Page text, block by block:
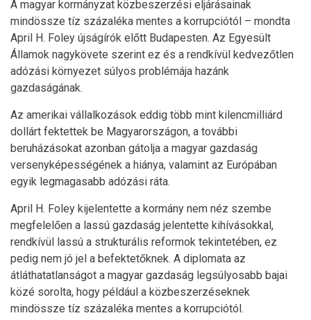
A magyar kormányzat közbeszerzési eljárásainak
mindössze tíz százaléka mentes a korrupciótól – mondta
April H. Foley újságírók előtt Budapesten. Az Egyesült
Államok nagykövete szerint ez és a rendkívül kedvezőtlen
adózási környezet súlyos problémája hazánk
gazdaságának.
Az amerikai vállalkozások eddig több mint kilencmilliárd
dollárt fektettek be Magyarországon, a további
beruházásokat azonban gátolja a magyar gazdaság
versenyképességének a hiánya, valamint az Európában
egyik legmagasabb adózási ráta.
April H. Foley kijelentette a kormány nem néz szembe
megfelelően a lassú gazdaság jelentette kihívásokkal,
rendkívül lassú a strukturális reformok tekintetében, ez
pedig nem jó jel a befektetőknek. A diplomata az
átláthatatlanságot a magyar gazdaság legsúlyosabb bajai
közé sorolta, hogy például a közbeszerzéseknek
mindössze tíz százaléka mentes a korrupciótól.